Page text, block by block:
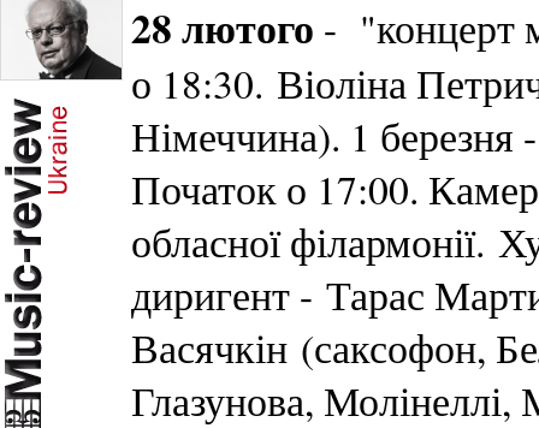
28 лютого - "концерт
о 18:30. Віоліна
Німеччина). 1
Початок о 17:00.
обласної філармонії.
диригент - Тарас
Васячкін (саксофон,
Глазунова, Молінеллі,